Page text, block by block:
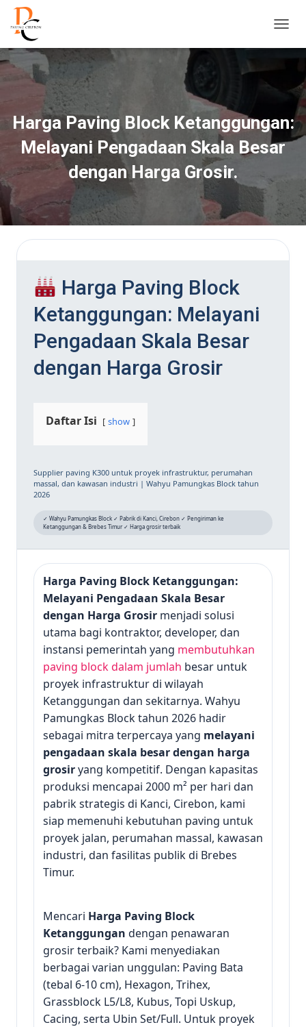
O
A
V
I
G
Harga Paving Block Ketanggungan:
Melayani Pengadaan Skala Besar
dengan Harga Grosir.
Harga Paving Block
Ketanggungan: Melayani
Pengadaan Skala Besar
dengan Harga Grosir
Daftar Isi show
Supplier paving K300 untuk proyek infrastruktur, perumahan
massal, dan kawasan industri | Wahyu Pamungkas Block tahun
2026
✓ Wahyu Pamungkas Block ✓ Pabrik di Kanci, Cirebon ✓ Pengiriman ke
Ketanggungan & Brebes Timur ✓ Harga grosir terbaik
Harga Paving Block Ketanggungan:
Melayani Pengadaan Skala Besar
dengan Harga Grosir menjadi solusi
utama bagi kontraktor, developer, dan
instansi pemerintah yang membutuhkan
paving block dalam jumlah besar untuk
proyek infrastruktur di wilayah
Ketanggungan dan sekitarnya. Wahyu
Pamungkas Block tahun 2026 hadir
sebagai mitra terpercaya yang melayani
pengadaan skala besar dengan harga
grosiryang kompetitif. Dengan kapasitas
produksi mencapai 2000 m² per hari dan
pabrik strategis di Kanci, Cirebon, kami
siap memenuhi kebutuhan paving untuk
proyek jalan, perumahan massal, kawasan
industri, dan fasilitas publik di Brebes
Timur.
Mencari Harga Paving Block
Ketanggungan dengan penawaran
grosir terbaik? Kami menyediakan
berbagai varian unggulan: Paving Bata
(tebal 6-10 cm), Hexagon, Trihex,
Grassblock L5/L8, Kubus, Topi Uskup,
Cacing, serta Ubin Set/Full. Untuk proyek